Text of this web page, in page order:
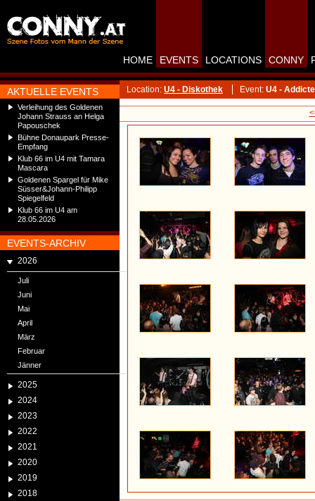
AKTUELLE EVENTS
Verleihung des Goldenen
Johann Strauss an Helga
Papouschek
Bühne Donaupark Presse-
Empfang
Klub 66 im U4 mit Tamara
Mascara
Goldenen Spargel für Mike
Süsser&Johann-Philipp
Spiegelfeld
Klub 66 im U4 am
28.05.2026
EVENTS-ARCHIV
2026
Juli
Juni
Mai
April
März
Februar
Jänner
2025
2024
2023
2022
2021
2020
2019
2018
HOME EVENTS LOCATIONS CONNY
Location: U4 - Diskothek Event: U4 -